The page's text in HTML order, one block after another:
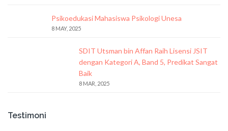
Psikoedukasi Mahasiswa Psikologi Unesa
8 MAY, 2025
SDIT Utsman bin Affan Raih Lisensi JSIT
dengan Kategori A, Band 5, Predikat Sangat
Baik
8 MAR, 2025
Testimoni